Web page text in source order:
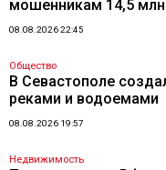
мошенникам 14,5 млн
08.08.2026 22:45
Общество
В Севастополе
реками и водоемами
08.08.2026 19:57
Недвижимость